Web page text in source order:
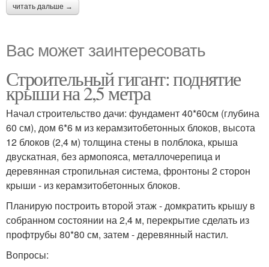
читать дальше →
Вас может заинтересовать
Строительный гигант: поднятие
крыши на 2,5 метра
Начал строительство дачи: фундамент 40*60см (глубина
60 см), дом 6*6 м из керамзитобетонных блоков, высота
12 блоков (2,4 м) толщина стены в полблока, крыша
двускатная, без армопояса, металлочерепица и
деревянная стропильная система, фронтоны 2 сторон
крыши - из керамзитобетонных блоков.
Планирую построить второй этаж - домкратить крышу в
собранном состоянии на 2,4 м, перекрытие сделать из
профтрубы 80*80 см, затем - деревянный настил.
Вопросы: